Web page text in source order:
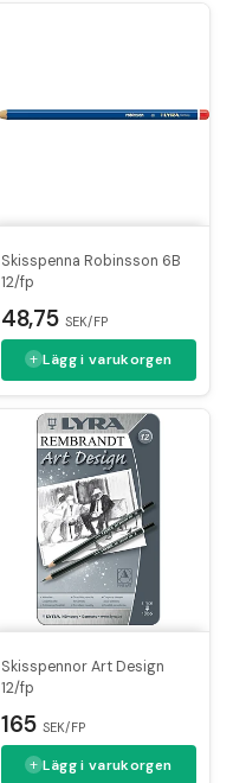
Skisspenna Robinsson 6B
12/fp
48,75 SEK/FP
Lägg i varukorgen
Skisspennor Art Design
12/fp
165 SEK/FP
Lägg i varukorgen